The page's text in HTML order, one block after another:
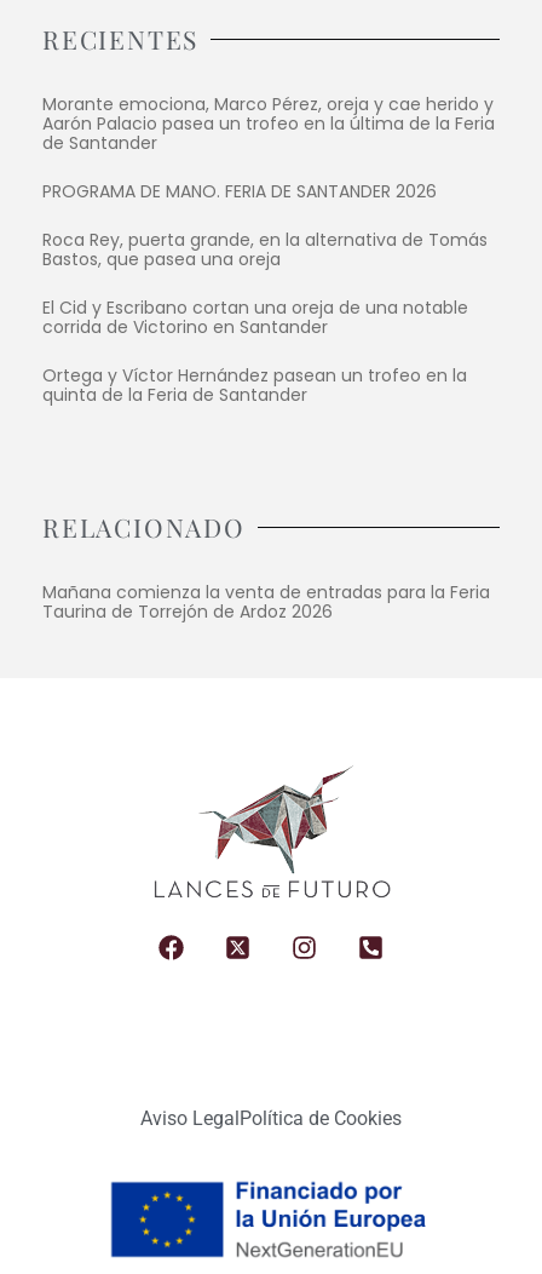
RECIENTES
Morante emociona, Marco Pérez, oreja y cae herido y
Aarón Palacio pasea un trofeo en la última de la Feria
de Santander
PROGRAMA DE MANO. FERIA DE SANTANDER 2026
Roca Rey, puerta grande, en la alternativa de Tomás
Bastos, que pasea una oreja
El Cid y Escribano cortan una oreja de una notable
corrida de Victorino en Santander
Ortega y Víctor Hernández pasean un trofeo en la
quinta de la Feria de Santander
RELACIONADO
Mañana comienza la venta de entradas para la Feria
Taurina de Torrejón de Ardoz 2026
Aviso LegalPolítica de Cookies